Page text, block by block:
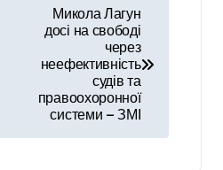
Микола Лагун
досі на свободі
через
неефективність
судів та
правоохоронної
системи — ЗМІ